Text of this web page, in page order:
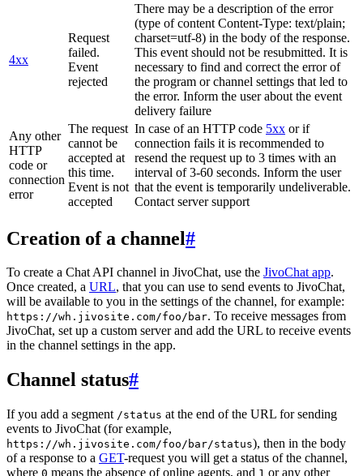
4xx
Request
failed.
Event
rejected
There may be a description of the error
(type of content Content-Type: text/plain;
charset=utf-8) in the body of the response.
This event should not be resubmitted. It is
necessary to find and correct the error of
the program or channel settings that led to
the error. Inform the user about the event
delivery failure
Any other
HTTP
code or
connection
error
The request
cannot be
accepted at
this time.
Event is not
accepted
In case of an HTTP code 5xx or if
connection fails it is recommended to
resend the request up to 3 times with an
interval of 3-60 seconds. Inform the user
that the event is temporarily undeliverable.
Contact server support
Creation of a channel#
To create a Chat API channel in JivoChat, use the JivoChat app.
Once created, a URL, that you can use to send events to JivoChat,
will be available to you in the settings of the channel, for example:
https://wh.jivosite.com/foo/bar. To receive messages from
JivoChat, set up a custom server and add the URL to receive events
in the channel settings in the app.
Channel status#
If you add a segment /status at the end of the URL for sending
events to JivoChat (for example,
https://wh.jivosite.com/foo/bar/status), then in the body
of a response to a GET-request you will get a status of the channel,
where 0 means the absence of online agents, and 1 or any other